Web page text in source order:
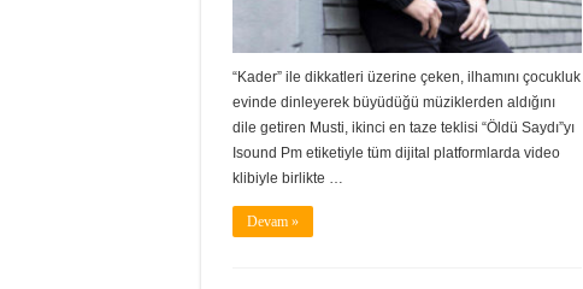
“Kader” ile dikkatleri üzerine çeken, ilhamını çocukluk
evinde dinleyerek büyüdüğü müziklerden aldığını
dile getiren Musti, ikinci en taze teklisi “Öldü Saydı”yı
Isound Pm etiketiyle tüm dijital platformlarda video
klibiyle birlikte …
Devam »